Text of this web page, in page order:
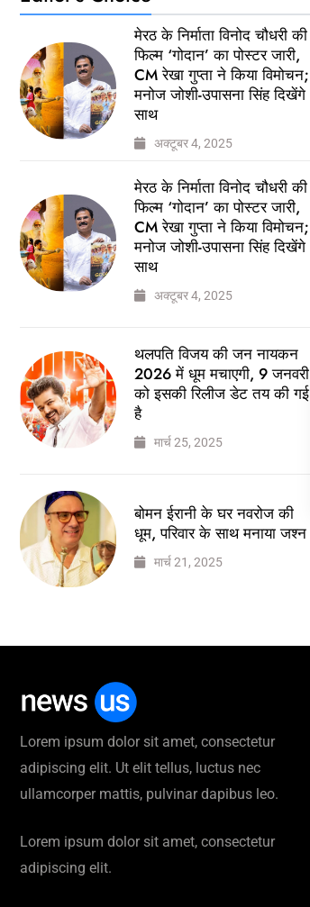
मेरठ के निर्माता विनोद चौधरी की
फिल्म ‘गोदान’ का पोस्टर जारी,
CM रेखा गुप्ता ने किया विमोचन;
मनोज जोशी-उपासना सिंह दिखेंगे
साथ
अक्टूबर 4, 2025
मेरठ के निर्माता विनोद चौधरी की
फिल्म ‘गोदान’ का पोस्टर जारी,
CM रेखा गुप्ता ने किया विमोचन;
मनोज जोशी-उपासना सिंह दिखेंगे
साथ
अक्टूबर 4, 2025
थलपति विजय की जन नायकन
2026 में धूम मचाएगी, 9 जनवरी
को इसकी रिलीज डेट तय की गई
है
मार्च 25, 2025
बोमन ईरानी के घर नवरोज की
धूम, परिवार के साथ मनाया जश्न
मार्च 21, 2025
Lorem ipsum dolor sit amet, consectetur
adipiscing elit. Ut elit tellus, luctus nec
ullamcorper mattis, pulvinar dapibus leo.
Lorem ipsum dolor sit amet, consectetur
adipiscing elit.